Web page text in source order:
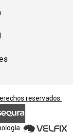
reservados.